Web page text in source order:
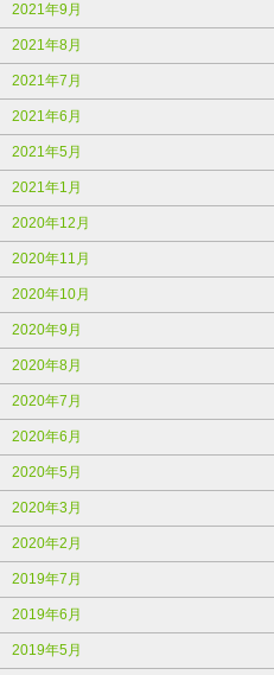
2021年9月
2021年8月
2021年7月
2021年6月
2021年5月
2021年1月
2020年12月
2020年11月
2020年10月
2020年9月
2020年8月
2020年7月
2020年6月
2020年5月
2020年3月
2020年2月
2019年7月
2019年6月
2019年5月